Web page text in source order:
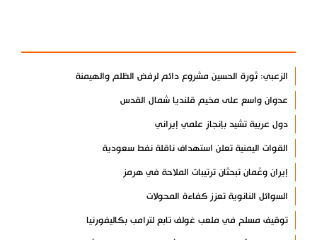
الزعبي: ثورة الحسين مشروع دائم لرفض الظلم والهيمنة
عدوان واسع على مخيم قلنديا شمال القدس
دول عربية تشيد بإنجاز علمي إيراني
القوات اليمنية تعلن استهداف ناقلة نفط سعودية
إيران وعُمان تبحثان ترتيبات الملاحة في هرمز
السوائل النانوية تعزز كفاءة المحولات
توقيف مسلح في ملعب غولف تابع لترامب بكاليفورنيا